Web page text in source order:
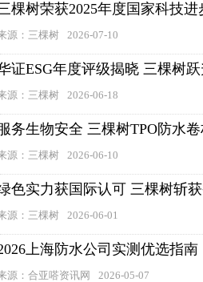
棵树荣获2025年度国家科技进
源：三棵树 2026-07-10
证ESG年度评级揭晓 三棵树
源：三棵树 2026-06-18
务生物安全 三棵树TPO防水
源：三棵树 2026-06-10
色实力获国际认可 三棵树斩
源：三棵树 2026-06-01
上海防水公司实测优选指
源：合亚嗒资讯网 2026-05-07